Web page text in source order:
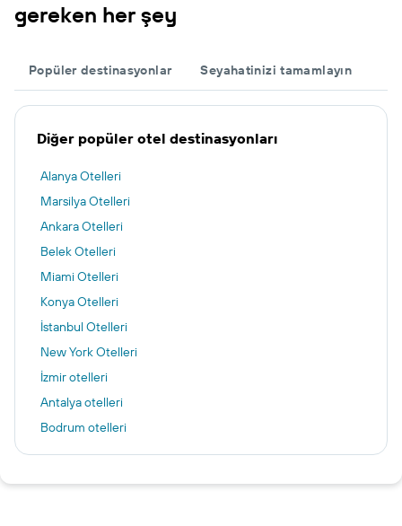
gereken her şey
Popüler destinasyonlar Seyahatinizi tamamlayın
Diğer popüler otel destinasyonları
Alanya Otelleri
Marsilya Otelleri
Ankara Otelleri
Belek Otelleri
Miami Otelleri
Konya Otelleri
İstanbul Otelleri
New York Otelleri
İzmir otelleri
Antalya otelleri
Bodrum otelleri
Şile otelleri